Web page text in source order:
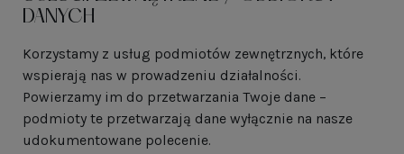
DANYCH
Korzystamy z usług podmiotów zewnętrznych, które
wspierają nas w prowadzeniu działalności.
Powierzamy im do przetwarzania Twoje dane –
podmioty te przetwarzają dane wyłącznie na nasze
udokumentowane polecenie.